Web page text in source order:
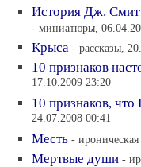
История Дж.
- миниатюры,
Крыса - рассказы,
10 признаков
17.10.2009 23:20
10 признаков,
24.07.2008 00:41
Месть -
Мертвые души -